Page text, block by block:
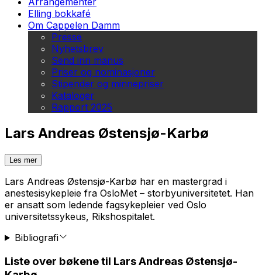
Elling bokkafé
Om Cappelen Damm
Presse
Nyhetsbrev
Send inn manus
Priser og nominasjoner
Stipender og minnepriser
Kataloger
Rapport 2025
Lars Andreas Østensjø-Karbø
Les mer
Lars Andreas Østensjø-Karbø har en mastergrad i
anestesisykepleie fra OsloMet – storbyuniversitetet. Han
er ansatt som ledende fagsykepleier ved Oslo
universitetssykeus, Rikshospitalet.
Bibliografi
Liste over bøkene til Lars Andreas Østensjø-